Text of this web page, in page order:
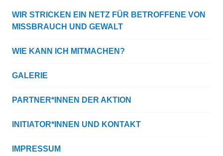
WIR STRICKEN EIN NETZ FÜR BETROFFENE VON
MISSBRAUCH UND GEWALT
WIE KANN ICH MITMACHEN?
GALERIE
PARTNER*INNEN DER AKTION
INITIATOR*INNEN UND KONTAKT
IMPRESSUM